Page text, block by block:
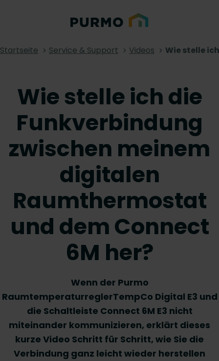
Startseite Service & Support Videos Wie stelle
Wie stelle ich die
Funkverbindung
zwischen meinem
digitalen
Raumthermostat
und dem Connect
6M her?
Wenn der Purmo
RaumtemperaturreglerTempCo Digital E3 und
die Schaltleiste Connect 6M E3 nicht
miteinander kommunizieren, erklärt dieses
kurze Video Schritt für Schritt, wie Sie die
Verbindung ganz leicht wieder herstellen